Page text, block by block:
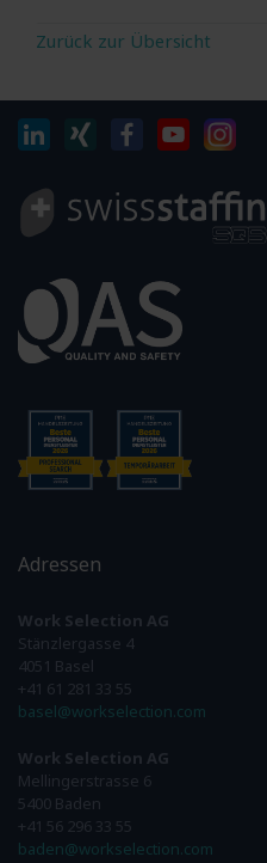
Zurück zur Übersicht
Adressen
Work Selection AG
Stänzlergasse 4
4051 Basel
+41 61 281 33 55
basel@workselection.com
Work Selection AG
Mellingerstrasse 6
5400 Baden
+41 56 296 33 55
baden@workselection.com